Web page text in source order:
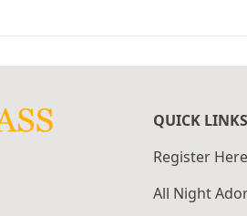
QUICK LINKS
Register Here
All Night